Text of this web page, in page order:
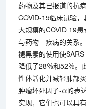
药物及其已报道的抗
COVID-19临床试验
大规模的COVID-19
与药物—疾病的关系。
褪黑素的使用使
降低了28％和52％。
性体活化并减轻肺部
肿瘤坏死因子-α的表
实现，它们也可以具